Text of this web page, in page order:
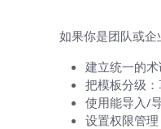
如果你是团队或企
建立统一的术
把模板分级
使用能导入/
设置权限管理